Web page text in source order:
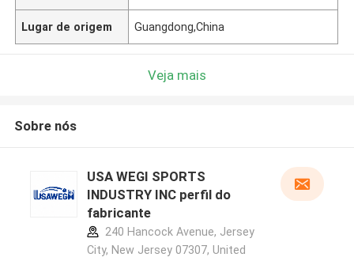
Lugar de origem Guangdong,China
Veja mais
Sobre nós
USA WEGI SPORTS
INDUSTRY INC perfil do
fabricante
240 Hancock Avenue, Jersey
City, New Jersey 07307, United